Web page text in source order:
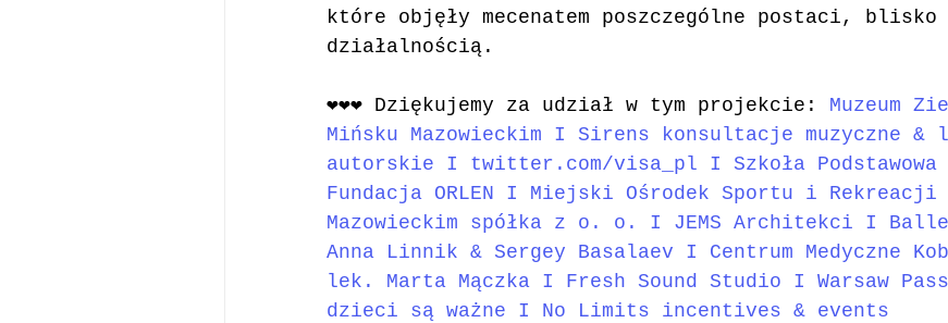
które objęły mecenatem poszczególne postaci,
działalnością.
❤️❤️❤️ Dziękujemy za udział w tym projekcie: Muzeum
Mińsku Mazowieckim I Sirens konsultacje muzyczne &
autorskie I twitter.com/visa_pl I Szkoła
Fundacja ORLEN I Miejski Ośrodek Sportu i Rekreacji
Mazowieckim spółka z o. o.
I JEMS Architekci I
Anna Linnik & Sergey Basalaev I Centrum Medyczne
lek. Marta Mączka I Fresh Sound Studio I Warsaw Pass
dzieci są ważne I No Limits incentives & events